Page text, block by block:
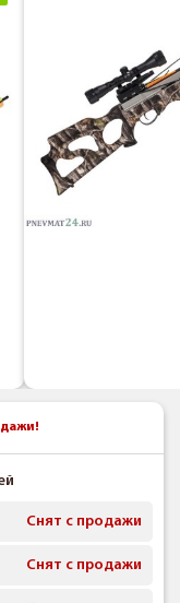
Снят с продажи
Снят с продажи